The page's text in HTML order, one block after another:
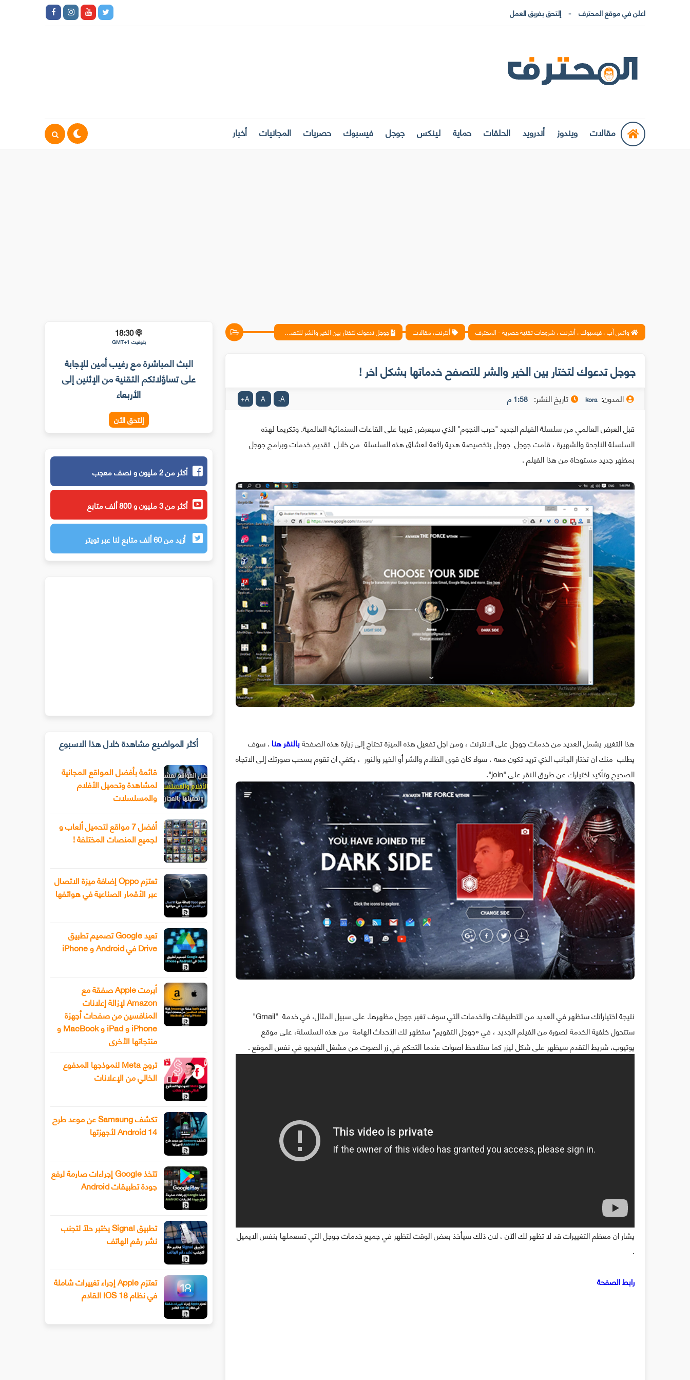
اعلن في موقع المحترف إلتحق بفريق العمل
مقالات ويندوز أندرويد الحلقات حماية لينكس جوجل فيسبوك حصريات المجانيات أخبار
واتس آب ، فيسبوك ، أنترنت ، شروحات تقنية حصرية - المحترف أنترنت، مقالات جوجل تدعوك لتختار بين الخير والشر للتصفح خدماتها بشكل اخر !
جوجل تدعوك لتختار بين الخير والشر للتصفح خدماتها بشكل اخر !
المدون: kora تاريخ النشر: 1:58 م A
-
A
A
+
قبل العرض العالمي من سلسلة الفيلم الجديد "حرب النجوم" الذي سيعرض قريبا على القاعات السنمائية العالمية. وتكريما لهذه
السلسلة الناجحة والشهيرة ، قامت جوجل جوجل بتخصيصة هدية رائعة لعشاق هذه السلسلة من خلال تقديم خدمات وبرامج جوجل
بمظهر جديد مستوحاة من هذا الفيلم .
هذا التغيير يشمل العديد من خدمات جوجل على الانترنت ، ومن اجل تفعيل هذه الميزة تحتاج إلى زيارة هذه الصفحةبالنقر هنا. سوف
يطلب منك ان تختار الجانب الذي تريد تكون معه ، سواء كان قوى الظلام والشر أو الخير والنور ، يكفي ان تقوم بسحب صورتك إلى الاتجاه
الصحيح وتأكيد اختيارك عن طريق النقر على "join".
نتيجة اختياراتك ستظهر في العديد من التطبيقات والخدمات التي سوف تغير جوجل مظهرها. على سبيل المثال، في خدمة "Gmail"
ستتحول خلفية الخدمة لصورة من الفيلم الجديد ، في «جوجل التقويم" ستظهر لك الأحداث الهامة من هذه السلسلة، على موقع
يوتيوب، شريط التقدم سيظهر على شكل ليزر كما ستلاحظ اصوات عندما التحكم في زر الصوت من مشغل الفيديو في نفس الموقع .
يشار ان معظم التغييرات قد لا تظهر لك الآن ، لان ذلك سيأخذ بعض الوقت لتظهر في جميع خدمات جوجل التي تسعملها بنفس الايميل
.
رابط الصفحة
18:30
بتوقيت GMT+1
البث المباشرة مع رغيب أمين للإجابة
على تساؤلاتكم التقنية من الإثنين إلى
الأربعاء
إلتحق الأن
أكثر من 2 مليون و نصف معجب
أكثر من 3 مليون و 800 ألف متابع
أزيد من 60 ألف متابع لنا عبر تويتر
أكثر المواضيع مشاهدة خلال هذا الاسبوع
قائمة بأفضل المواقع المجانية
لمشاهدة وتحميل الأفلام
والمسلسلات
أفضل 7 مواقع لتحميل ألعاب و
لجميع المنصات المختلفة !
تعتزم Oppo إضافة ميزة الاتصال
عبر الأقمار الصناعية في هواتفها
تعيد Google تصميم تطبيق
Drive في Android و iPhone
أبرمت Apple صفقة مع
Amazon لإزالة إعلانات
المنافسين من صفحات أجهزة
iPhone و iPad و MacBook و
منتجاتها الأخرى
تروج Meta لنموذجها المدفوع
الخالي من الإعلانات
تكشف Samsung عن موعد طرح
Android 14 لأجهزتها
تتخذ Google إجراءات صارمة لرفع
جودة تطبيقات Android
تطبيق Signal يختبر حلًا لتجنب
نشر رقم الهاتف
تعتزم Apple إجراء تغييرات شاملة
في نظام IOS 18 القادم